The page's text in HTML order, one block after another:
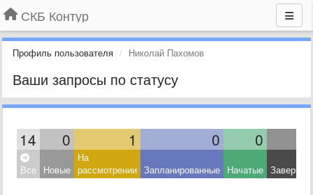
СКБ Контур
Профиль пользователя Николай Пахомов
Ваши запросы по статусу
14 0 1 0 0
Все Новые
На
рассмотрении Запланированные Начатые